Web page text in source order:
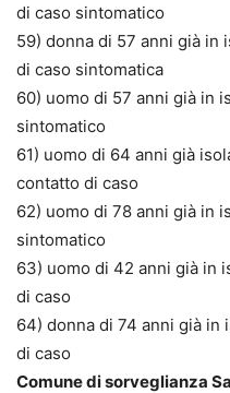
di caso sintomatico
59) donna di 57 anni già in
di caso sintomatica
60) uomo di 57 anni già in
sintomatico
61) uomo di 64 anni già
contatto di caso
62) uomo di 78 anni già in
sintomatico
63) uomo di 42 anni già in
di caso
64) donna di 74 anni già
di caso
Comune di sorveglianza